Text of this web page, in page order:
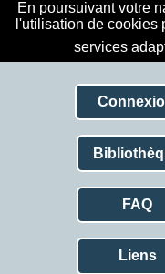
En poursuivant votre
l'utilisation de cookies
services
FAQ
Liens